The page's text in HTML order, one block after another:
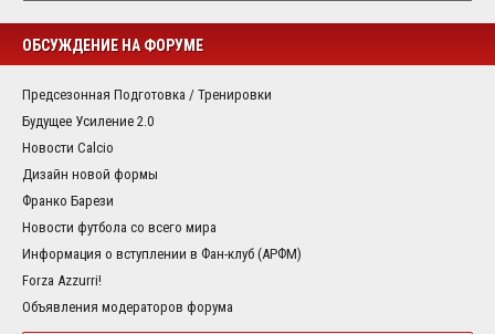
ОБСУЖДЕНИЕ НА ФОРУМЕ
Предсезонная Подготовка / Тренировки
Будущее Усиление 2.0
Новости Calcio
Дизайн новой формы
Франко Барези
Новости футбола со всего мира
Информация о вступлении в Фан-клуб (АРФМ)
Forza Azzurri!
Объявления модераторов форума